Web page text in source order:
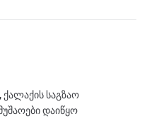
ქალაქის საგზაო
დაიწყო